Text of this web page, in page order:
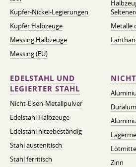
Kupfer-Nickel-Legierungen
Kupfer Halbzeuge
Messing Halbzeuge
Messing (EU)
Metalle
EDELSTAHL UND
LEGIERTER STAHL
Nicht-Eisen-Metallpulver
Edelstahl Halbzeuge
Edelstahl hitzebeständig
Stahl austenitisch
Stahl ferritisch
Zinn